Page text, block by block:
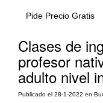
Pide Precio Gratis
Clases de
profesor
adulto nivel
Publicado el 28-1-2022 en